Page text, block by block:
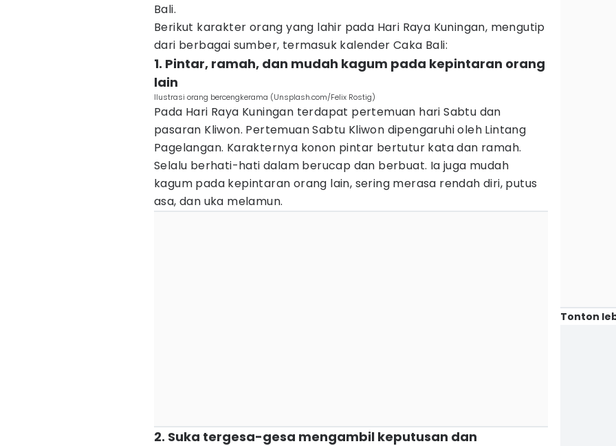
Bali.
Berikut karakter orang yang lahir pada Hari Raya Kuningan, mengutip
dari berbagai sumber, termasuk kalender Caka Bali:
1. Pintar, ramah, dan mudah kagum pada kepintaran orang
lain
Ilustrasi orang bercengkerama (Unsplash.com/Felix Rostig)
Pada Hari Raya Kuningan terdapat pertemuan hari Sabtu dan
pasaran Kliwon. Pertemuan Sabtu Kliwon dipengaruhi oleh Lintang
Pagelangan. Karakternya konon pintar bertutur kata dan ramah.
Selalu berhati-hati dalam berucap dan berbuat. Ia juga mudah
kagum pada kepintaran orang lain, sering merasa rendah diri, putus
asa, dan uka melamun.
2. Suka tergesa-gesa mengambil keputusan dan
Tonton